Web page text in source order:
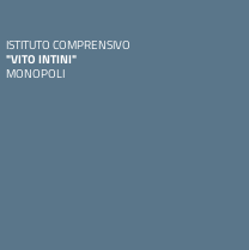
ISTITUTO COMPRENSIVO
"VITO INTINI"
MONOPOLI